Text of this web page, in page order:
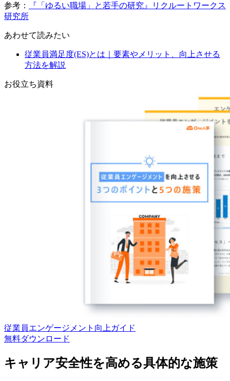
参考：
『「ゆるい職場」と若手の研究』リクルートワークス
研究所
あわせて読みたい
従業員満足度(ES)とは｜要素やメリット、向上させる
方法を解説
お役立ち資料
従業員エンゲージメント向上ガイド
無料ダウンロード
キャリア安全性を高める具体的な施策